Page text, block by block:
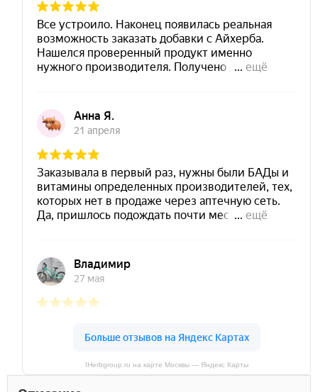
IHerbgroup.ru на карте Москвы — Яндекс Карты